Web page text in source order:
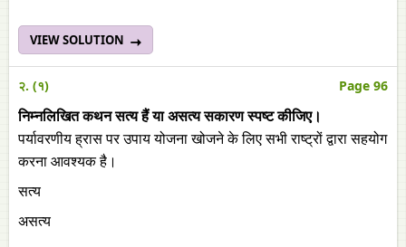
VIEW SOLUTION
२. (१) Page 96
निम्नलिखित कथन सत्य हैं या असत्य सकारण स्पष्ट कीजिए।
पर्यावरणीय ह्रास पर उपाय योजना खोजने के लिए सभी राष्ट्रों द्वारा सहयोग
करना आवश्यक है।
सत्य
असत्य